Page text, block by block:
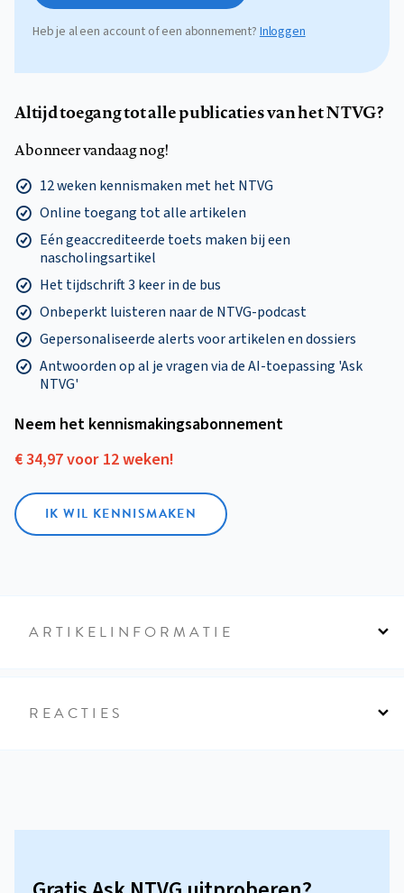
Heb je al een account of een abonnement? Inloggen
Altijd toegang tot alle publicaties van het NTVG?
Abonneer vandaag nog!
12 weken kennismaken met het NTVG
Online toegang tot alle artikelen
Eén geaccrediteerde toets maken bij een
nascholingsartikel
Het tijdschrift 3 keer in de bus
Onbeperkt luisteren naar de NTVG-podcast
Gepersonaliseerde alerts voor artikelen en dossiers
Antwoorden op al je vragen via de AI-toepassing 'Ask
NTVG'
Neem het kennismakings­abonnement
€ 34,97 voor 12 weken!
IK WIL KENNISMAKEN
ARTIKELINFORMATIE
REACTIES